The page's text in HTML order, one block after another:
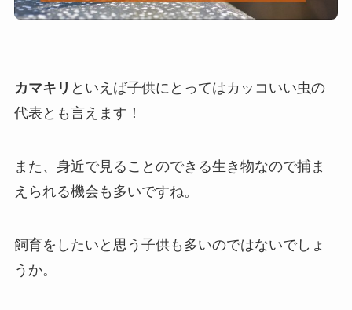
カマキリ といえば子供にとってはカッコいい虫の
代表とも言えます！
また、身近で見ることのできる生き物なので捕ま
えられる機会も多いですね。
飼育をしたいと思う子供も多いのではないでしょ
うか。